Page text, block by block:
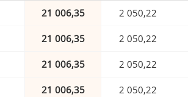
21 006,35 2 050,22
21 006,35 2 050,22
21 006,35 2 050,22
21 006,35 2 050,22